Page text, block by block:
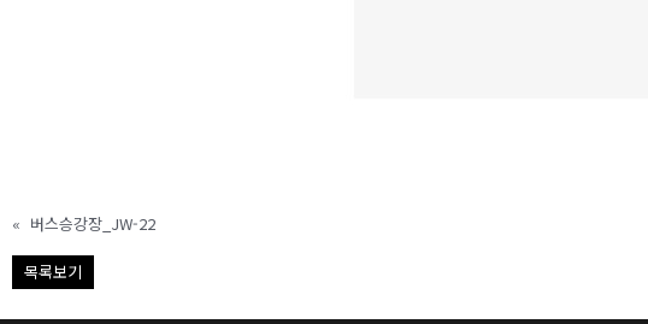
« 버스승강장_JW-22
목록보기